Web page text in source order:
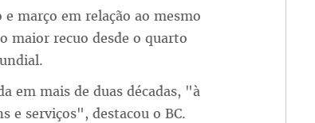
março em relação ao mesmo
maior recuo desde o quarto
em mais de duas décadas, "à
e serviços", destacou o BC.